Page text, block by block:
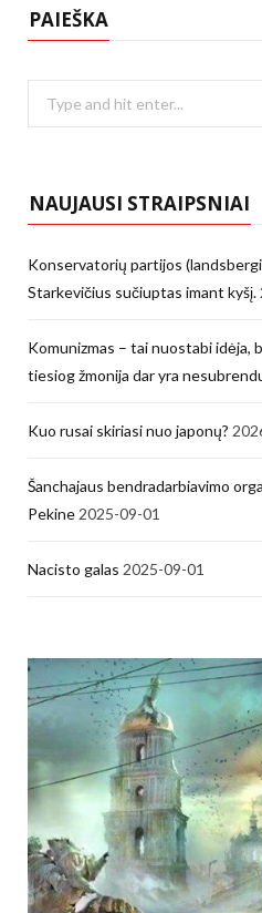
PAIEŠKA
NAUJAUSI STRAIPSNIAI
Konservatorių partijos
Starkevičius sučiuptas imant kyšį.
Komunizmas – tai nuostabi
tiesiog žmonija dar yra
Kuo rusai skiriasi nuo japonų?
Šanchajaus bendradarbiavimo
Pekine 2025-09-01
Nacisto galas 2025-09-01